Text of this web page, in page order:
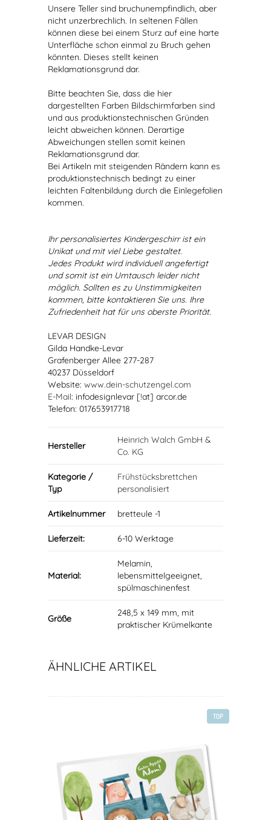
Unsere Teller sind bruchunempfindlich, aber
nicht unzerbrechlich. In seltenen Fällen
können diese bei einem Sturz auf eine harte
Unterfläche schon einmal zu Bruch gehen
könnten. Dieses stellt keinen
Reklamationsgrund dar.
Bitte beachten Sie, dass die hier
dargestellten Farben Bildschirmfarben sind
und aus produktionstechnischen Gründen
leicht abweichen können. Derartige
Abweichungen stellen somit keinen
Reklamationsgrund dar.
Bei Artikeln mit steigenden Rändern kann es
produktionstechnisch bedingt zu einer
leichten Faltenbildung durch die Einlegefolien
kommen.
Ihr personalisiertes Kindergeschirr ist ein
Unikat und mit viel Liebe gestaltet.
Jedes Produkt wird individuell angefertigt
und somit ist ein Umtausch leider nicht
möglich. Sollten es zu Unstimmigkeiten
kommen, bitte kontaktieren Sie uns. Ihre
Zufriedenheit hat für uns oberste Priorität.
LEVAR DESIGN
Gilda Handke-Levar
Grafenberger Allee 277-287
40237 Düsseldorf
Website: www.dein-schutzengel.com
E-Mail: infodesignlevar [!at] arcor.de
Telefon: 017653917718
Hersteller
Heinrich Walch GmbH &
Co. KG
Kategorie /
Typ
Frühstücksbrettchen
personalisiert
Artikelnummer bretteule -1
Lieferzeit: 6-10 Werktage
Material:
Melamin,
lebensmittelgeeignet,
spülmaschinenfest
Größe
248,5 x 149 mm, mit
praktischer Krümelkante
ÄHNLICHE ARTIKEL
TOP